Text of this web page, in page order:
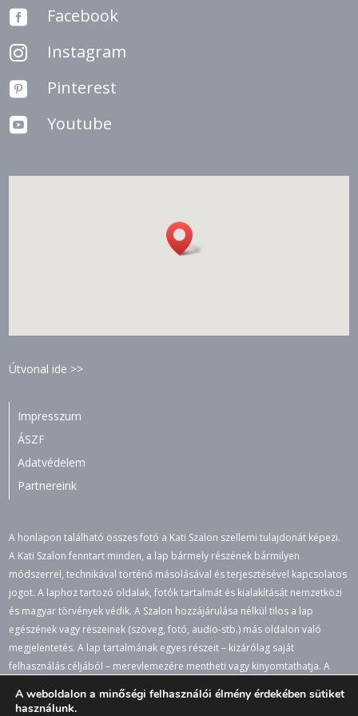
 Facebook
 Instagram
 Pinterest
 Youtube
Útvonal ide >>
Impresszum
ÁSZF
Adatvédelem
Partnereink
A honlapon található összes fotó a Kati Szalon szellemi tulajdonát képezi.
A Kati Szalon fenntart minden, a lap bármely részének bármilyen
módszerrel, technikával történő másolásával és terjesztésével kapcsolatos
jogot. A laphoz tartozó oldalak, fotók tartalmát és kialakítását nemzetközi
és magyar törvények védik. A Szalon hozzájárulása nélkül tilos a lap
egészének vagy részeinek (szöveg, fotó, audio-stb.) más oldalon való
megjelentetés. A lap tartalmának egyes részeit – kizárólag saját
felhasználás céljából – merevlemezére mentheti vagy kinyomtathatja. A
maga után. A honlapon lévő értesüléseket, fotókat átvenni csak a lapra
A weboldalon a minőségi felhasználói élmény érdekében sütiket
használunk.